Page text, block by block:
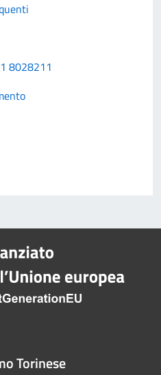
8028211
Torinese